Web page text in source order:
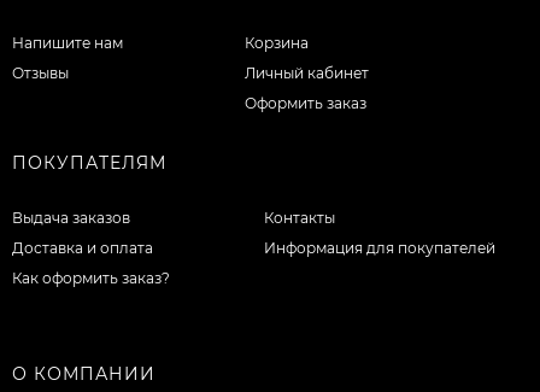
Напишите нам
Отзывы
Корзина
Личный кабинет
Оформить заказ
ПОКУПАТЕЛЯМ
Выдача заказов
Доставка и оплата
Как оформить заказ?
Контакты
Информация для покупателей
О КОМПАНИИ